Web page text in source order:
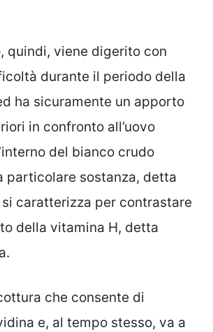
quindi, viene digerito con
durante il periodo della
ha sicuramente un apporto
in confronto all’uovo
del bianco crudo
particolare sostanza, detta
si caratterizza per contrastare
della vitamina H, detta
che consente di
e, al tempo stesso, va a